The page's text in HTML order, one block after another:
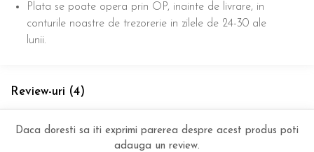
Plata se poate opera prin OP, inainte de livrare, in
conturile noastre de trezorerie in zilele de 24-30 ale
lunii.
Review-uri (4)
Daca doresti sa iti exprimi parerea despre acest produs poti
adauga un review.